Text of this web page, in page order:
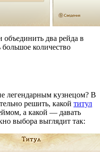
два рейда в
большое количество
легендарным кузнецом? В
решить, какой титул
а какой — давать
выбора выглядит так: